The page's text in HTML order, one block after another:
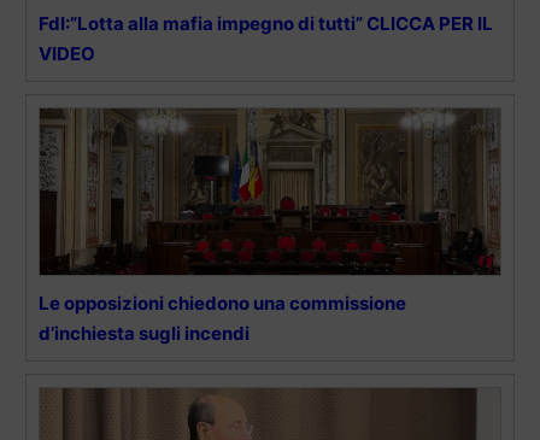
FdI:”Lotta alla mafia impegno di tutti” CLICCA PER IL
VIDEO
Le opposizioni chiedono una commissione
d’inchiesta sugli incendi